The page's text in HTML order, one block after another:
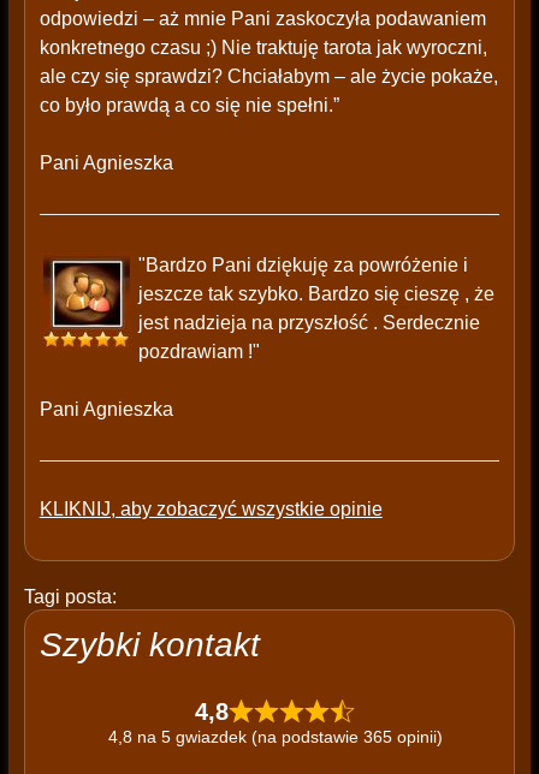
odpowiedzi – aż mnie Pani zaskoczyła podawaniem
konkretnego czasu ;) Nie traktuję tarota jak wyroczni,
ale czy się sprawdzi? Chciałabym – ale życie pokaże,
co było prawdą a co się nie spełni.”
Pani Agnieszka
"Bardzo Pani dziękuję za powróżenie i
jeszcze tak szybko. Bardzo się cieszę , że
jest nadzieja na przyszłość . Serdecznie
pozdrawiam !"
Pani Agnieszka
KLIKNIJ, aby zobaczyć wszystkie opinie
Tagi posta:
Szybki kontakt
4,8
4,8 na 5 gwiazdek (na podstawie 365 opinii)